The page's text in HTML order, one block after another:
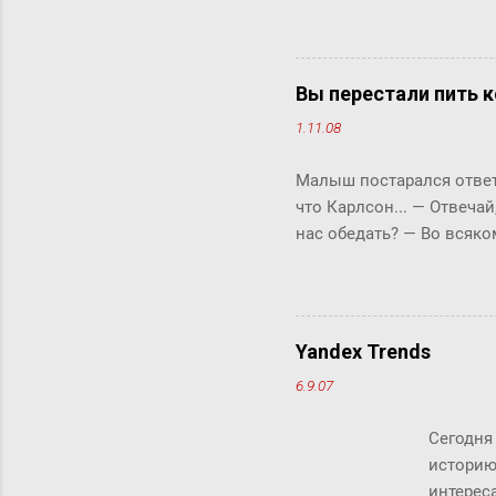
Вы перестали пить
1.11.08
Малыш постарался
что Карлсон... ―
нас обедать? ― Во
ответить «да» или
задам тебе простой
отвечай ― да или нет? У
свой вопрос: ты
Yandex Trends
6.9.07